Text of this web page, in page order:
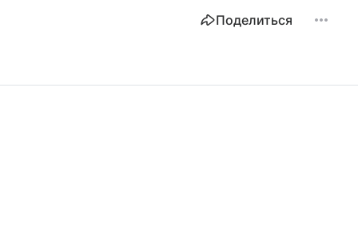
Поделиться